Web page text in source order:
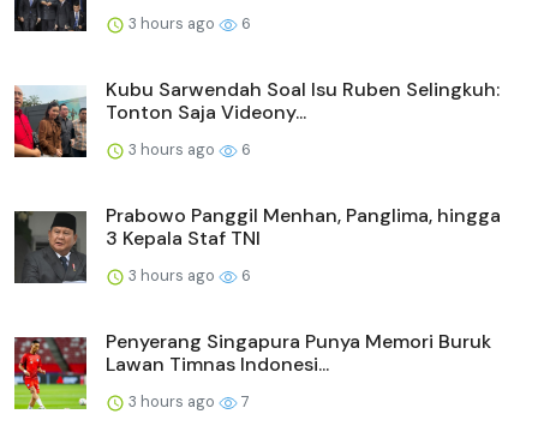
3 hours ago 6
Kubu Sarwendah Soal Isu Ruben Selingkuh:
Tonton Saja Videony...
3 hours ago 6
Prabowo Panggil Menhan, Panglima, hingga
3 Kepala Staf TNI
3 hours ago 6
Penyerang Singapura Punya Memori Buruk
Lawan Timnas Indonesi...
3 hours ago 7